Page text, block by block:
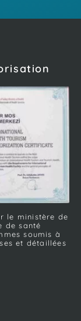
le ministère de
de santé
soumis à
et détaillées